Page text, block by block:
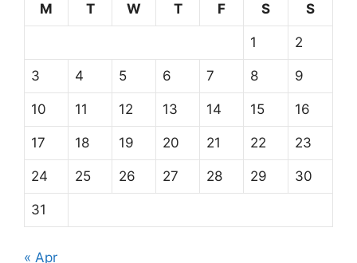
M
T W T F S S
1 2
3 4 5 6 7 8 9
10 11 12 13 14 15 16
17 18 19 20 21 22 23
24 25 26 27 28 29 30
31
« Apr